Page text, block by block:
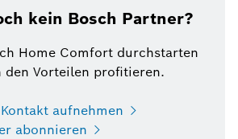
kein Bosch Partner?
Home Comfort durchstarten
den Vorteilen profitieren.
aufnehmen
abonnieren